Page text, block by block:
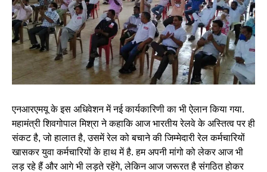
एनआरएमयू के इस अधिवेशन में नई कार्यकारिणी का भी ऐलान किया गया.
महामंत्री शिवगोपाल मिश्रा ने कहाकि आज भारतीय रेलवे के अस्तित्व पर ही
संकट है, जो हालात है, उसमें रेल को बचाने की जिम्मेदारी रेल कर्मचारियों
खासकर युवा कर्मचारियों के हाथ में है. हम अपनी मांगो को लेकर आज भी
लड़ रहे हैं और आगे भी लड़ते रहेंगे, लेकिन आज जरूरत है संगठित होकर